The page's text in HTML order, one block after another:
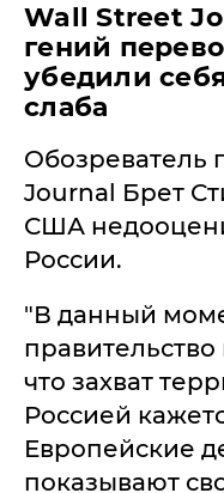
Wall Street
гений
убедили
слаба
Обозреватель
Journal Брет
США
России.
"В данный
правительство
что захват
Россией
Европейские
показывают